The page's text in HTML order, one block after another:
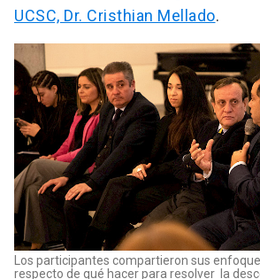
UCSC, Dr. Cristhian Mellado.
Los participantes compartieron sus
respecto de qué hacer para resolver la